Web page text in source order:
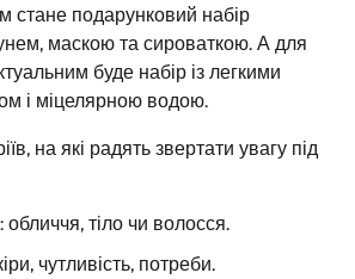
стане подарунковий набір
маскою та сироваткою. А для
буде набір із легкими
і міцелярною водою.
на які радять звертати увагу під
тіло чи волосся.
чутливість, потреби.